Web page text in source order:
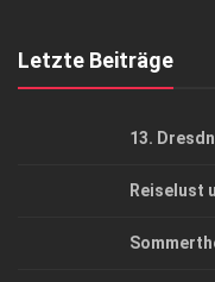
Letzte Beiträge
13.
Reiselust